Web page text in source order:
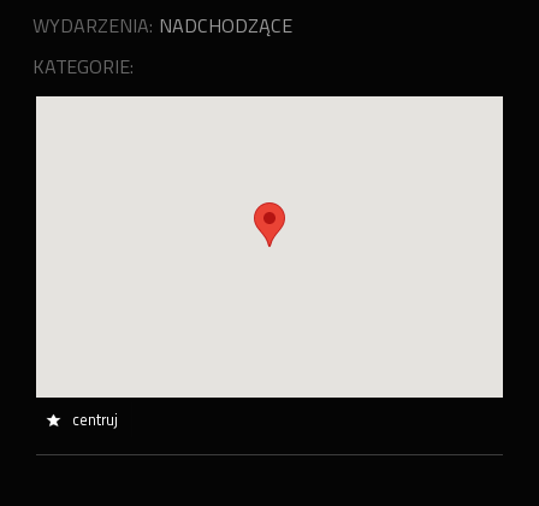
WYDARZENIA: NADCHODZĄCE
KATEGORIE:
centruj